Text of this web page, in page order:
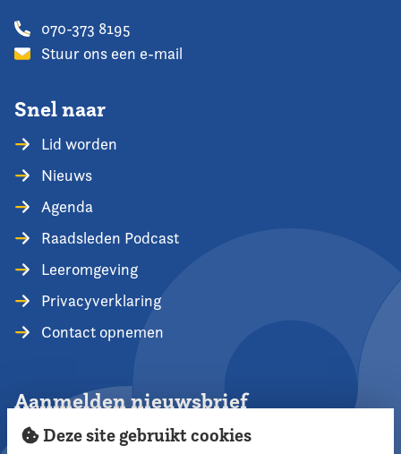
070-373 8195
Stuur ons een e-mail
Snel naar
Lid worden
Nieuws
Agenda
Raadsleden Podcast
Leeromgeving
Privacyverklaring
Contact opnemen
Aanmelden nieuwsbrief
Deze site gebruikt cookies